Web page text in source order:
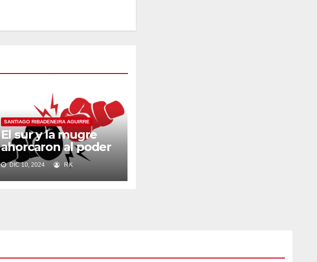
SANTIAGO RIBADENEIRA AGUIRRE
El sur y la mugre
ahorcaron al poder
DIC 10, 2024 RK